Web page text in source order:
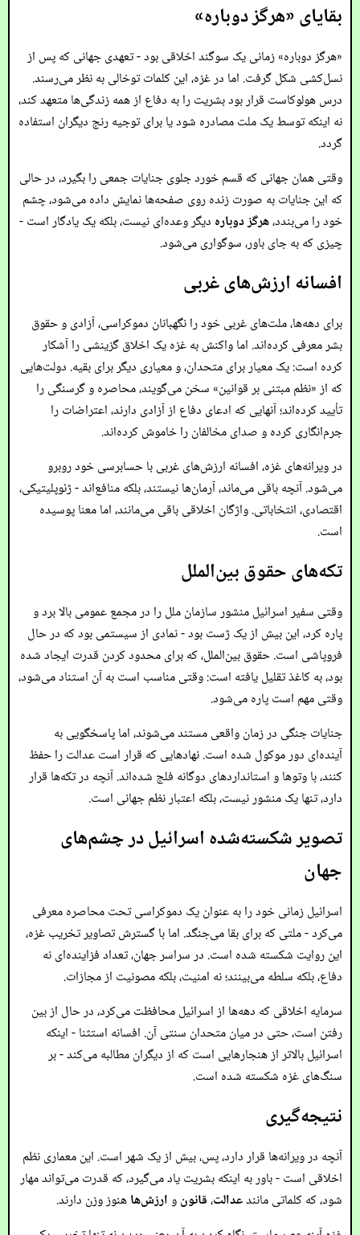
بقایای «هرگز دوباره»
«هرگز دوباره» زمانی یک سوگند اخلاقی بود - تعهدی جهانی که پس از
نسل‌کشی شکل گرفت. اما در غزه، این کلمات توخالی به نظر می‌رسند.
درس هولوکاست قرار بود بشریت را به دفاع از همه زندگی‌ها متعهد کند،
نه اینکه توسط یک ملت مصادره شود یا برای توجیه رنج دیگران استفاده
گردد.
وقتی همان جهانی که قسم خورد جلوی جنایات جمعی را بگیرد، در حالی
که این جنایات به صورت زنده روی صفحه‌ها نمایش داده می‌شود، چشم
خود را می‌بندد،هرگز دوباره دیگر وعده‌ای نیست، بلکه یک یادگار است -
چیزی که به جای باور، سوگواری می‌شود.
افسانه ارزش‌های غربی
برای دهه‌ها، ملت‌های غربی خود را نگهبانان دموکراسی، آزادی و حقوق
بشر معرفی کرده‌اند. اما واکنش به غزه یک اخلاق گزینشی را آشکار
کرده است: یک معیار برای متحدان، و معیاری دیگر برای بقیه. دولت‌هایی
که از «نظم مبتنی بر قوانین» سخن می‌گویند، محاصره و گرسنگی را
تأیید کرده‌اند؛ آنهایی که ادعای دفاع از آزادی دارند، اعتراضات را
جرم‌انگاری کرده و صدای مخالفان را خاموش کرده‌اند.
در ویرانه‌های غزه، افسانه ارزش‌های غربی با حسابرسی خود روبرو
می‌شود. آنچه باقی می‌ماند، آرمان‌ها نیستند، بلکه منافع‌اند - ژئوپلیتیکی،
اقتصادی، انتخاباتی. واژگان اخلاقی باقی می‌مانند، اما معنا پوسیده
است.
تکه‌های حقوق بین‌الملل
وقتی سفیر اسرائیل منشور سازمان ملل را در مجمع عمومی بالا برد و
پاره کرد، این بیش از یک ژست بود - نمادی از سیستمی بود که در حال
فروپاشی است. حقوق بین‌الملل، که برای محدود کردن قدرت ایجاد شده
بود، به کاغذ تقلیل یافته است: وقتی مناسب است به آن استناد می‌شود،
وقتی مهم است پاره می‌شود.
جنایات جنگی در زمان واقعی مستند می‌شوند، اما پاسخگویی به
آینده‌ای دور موکول شده است. نهادهایی که قرار است عدالت را حفظ
کنند، با وتوها و استانداردهای دوگانه فلج شده‌اند. آنچه در تکه‌ها قرار
دارد، تنها یک منشور نیست، بلکه اعتبار نظم جهانی است.
تصویر شکسته‌شده اسرائیل در چشم‌های
جهان
اسرائیل زمانی خود را به عنوان یک دموکراسی تحت محاصره معرفی
می‌کرد - ملتی که برای بقا می‌جنگد. اما با گسترش تصاویر تخریب غزه،
این روایت شکسته شده است. در سراسر جهان، تعداد فزاینده‌ای نه
دفاع، بلکه سلطه می‌بینند؛ نه امنیت، بلکه مصونیت از مجازات.
سرمایه اخلاقی که دهه‌ها از اسرائیل محافظت می‌کرد، در حال از بین
رفتن است، حتی در میان متحدان سنتی آن. افسانه استثنا - اینکه
اسرائیل بالاتر از هنجارهایی است که از دیگران مطالبه می‌کند - بر
سنگ‌های غزه شکسته شده است.
نتیجه‌گیری
آنچه در ویرانه‌ها قرار دارد، پس، بیش از یک شهر است. این معماری نظم
اخلاقی است - باور به اینکه بشریت یاد می‌گیرد، که قدرت می‌تواند مهار
شود، که کلماتی مانندعدالت،قانونوارزش‌هاهنوز وزن دارند.